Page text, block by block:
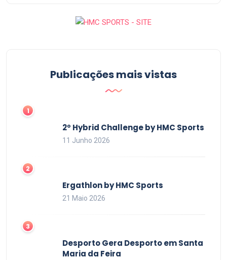
Publicações mais vistas
2º Hybrid Challenge by HMC Sports
11 Junho 2026
Ergathlon by HMC Sports
21 Maio 2026
Desporto Gera Desporto em Santa
Maria da Feira